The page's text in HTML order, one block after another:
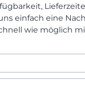
einfach eine
wie möglich